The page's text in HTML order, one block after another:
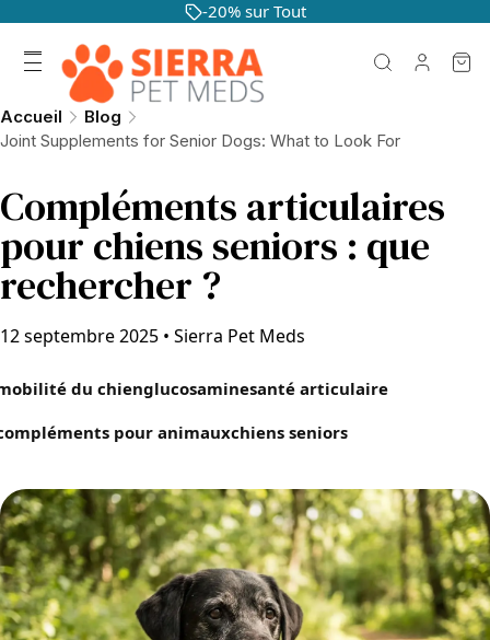
-20% sur Tout
Accueil
Blog
Joint Supplements for Senior Dogs: What to Look For
Compléments articulaires
pour chiens seniors : que
rechercher ?
12 septembre 2025 • Sierra Pet Meds
du chienglucosaminesanté articulaire
pour animauxchiens seniors